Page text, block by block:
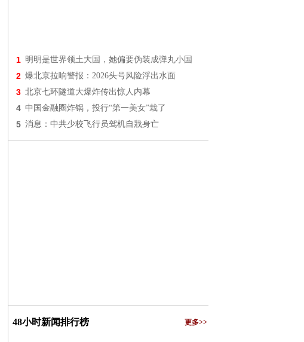
1 明明是世界领土大国，她偏要伪装成弹丸小国
2 爆北京拉响警报：2026头号风险浮出水面
3 北京七环隧道大爆炸传出惊人内幕
4 中国金融圈炸锅，投行“第一美女”栽了
5 消息：中共少校飞行员驾机自戕身亡
48小时新闻排行榜 更多>>